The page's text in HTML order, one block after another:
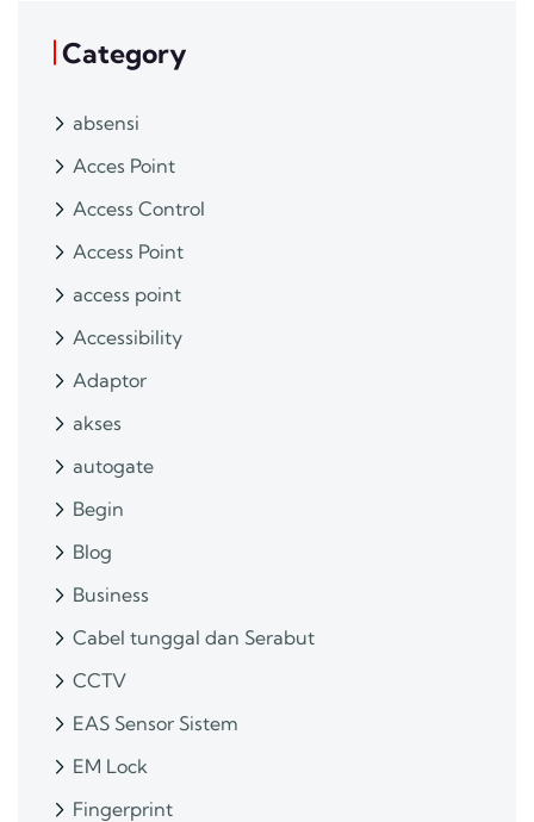
Category
absensi
Acces Point
Access Control
Access Point
access point
Accessibility
Adaptor
akses
autogate
Begin
Blog
Business
Cabel tunggal dan Serabut
CCTV
EAS Sensor Sistem
EM Lock
Fingerprint